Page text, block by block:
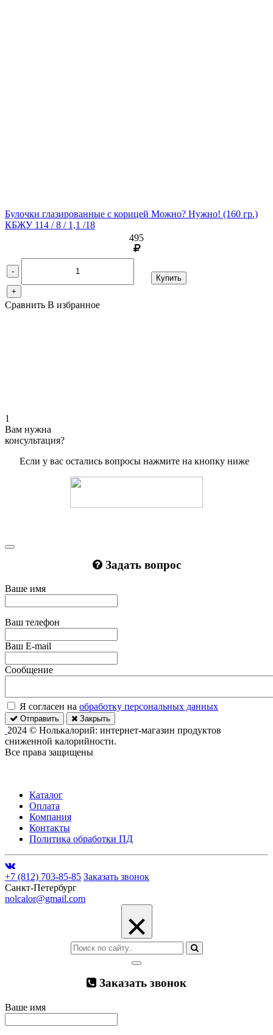
Булочки глазированные с корицей Можно? Нужно! (160 гр.)
КБЖУ 114 / 8 / 1,1 /18
495
-
+
Купить
Сравнить В избранное
1
Вам нужна
консультация?
Если у вас остались вопросы нажмите на кнопку ниже
Задать вопрос
Ваше имя
Ваш телефон
Ваш E-mail
Сообщение
Я согласен на обработку персональных данных
Отправить Закрыть
2024 © Нолькалорий: интернет-магазин продуктов
сниженной калорийности.
Все права защищены
Каталог
Оплата
Компания
Контакты
Политика обработки ПД
+7 (812) 703-85-85 Заказать звонок
Санкт-Петербург
nolcalor@gmail.com
×
Заказать звонок
Ваше имя